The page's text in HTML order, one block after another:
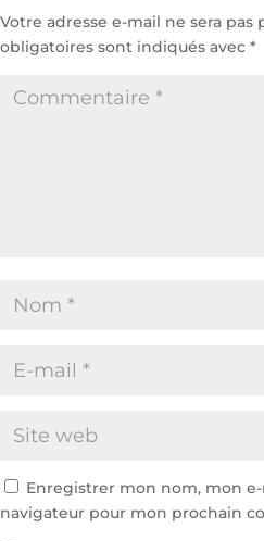
Votre adresse e-mail ne sera pas
obligatoires sont indiqués avec *
Enregistrer mon nom, mon
navigateur pour mon prochain